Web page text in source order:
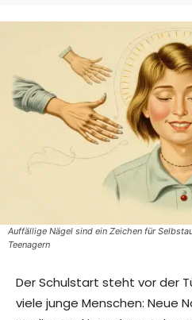
Auffällige Nägel sind ein Zeichen für
Teenagern
Der Schulstart steht vor der
viele junge Menschen: Neue